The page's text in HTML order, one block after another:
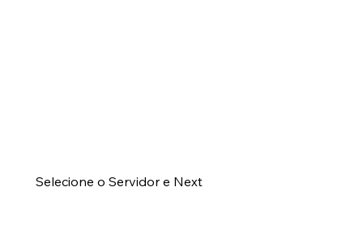
Selecione o Servidor e Next